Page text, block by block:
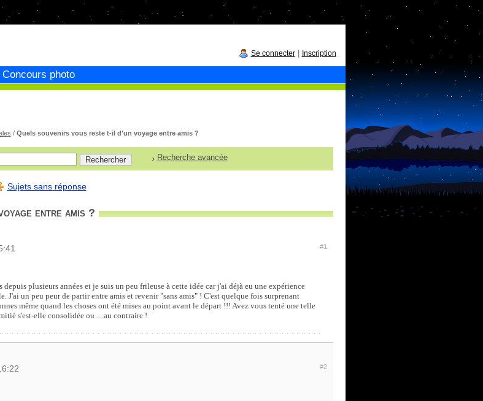
Concours photo
Se connecter| Inscription
/ Quels souvenirs vous reste t-il d'un voyage entre amis ?
Recherche avancée
Sujets sans réponse
entre amis ?
#1
plusieurs années et je suis un peu frileuse à cette idée car j'ai déjà eu une expérience
J'ai un peu peur de partir entre amis et revenir "sans amis" ! C'est quelque fois surprenant
même quand les choses ont été mises au point avant le départ !!! Avez vous tenté une telle
s'est-elle consolidée ou ....au contraire !
#2